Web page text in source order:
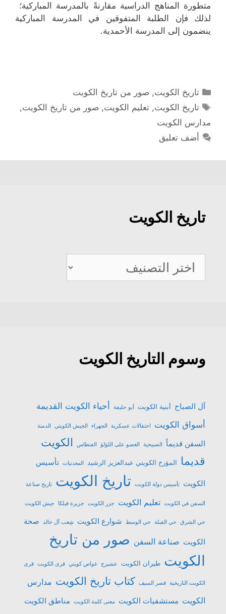
متطورة المناهج الدراسية مقارنةً بالمدرسة المباركية؛
لذلك فإن الطلبة المتفوقين في المدرسة المباركية
ينضمون إلى المدرسة الأحمدية.
التصنيفات
تاريخ الكويت, صور من تاريخ الكويت
الوسوم
تاريخ الكويت,تعليم الكويت, صور من تاريخ الكويت,
مدارس الكويت
أضف تعليق
تاريخ الكويت
تاريخ
الكويت
وسوم التاريخ الكويت
آل الصباح أبنية الكويت أبو حليفة
أحياء الكويت القديمة
أسواق الكويت
احتفالات عسكرية الجهراء الجيش الكويتي الدمنة
السفن قديماً الصبيحية الغصو على اللؤلؤ الفنطاس
الكويت
قديما
المؤرخ الكويتي عبدالعزيز الرشيد المعدنيات تأسيس
الكويت تأسيس دولة الكويت تاريخ الكويت تاريخ صناعة
السفن في الكويت تعليم الكويت جزر الكويت جزيرة فيلكا جيش الكويت
حي الشرق حي القبلة حي الوسط شوارع الكويت شِعب آل خالد صحة
الكويت صناعة السفن صور من تاريخ
الكويت طيران الكويت عشیرج غواص كويتي قرى الكويت قرى
الكويت التاريخية قصر السيف كتاب تاريخ الكويت مدارس
الكويت مستشفيات الكويت معنى كلمة الكويت مناطق الكويت